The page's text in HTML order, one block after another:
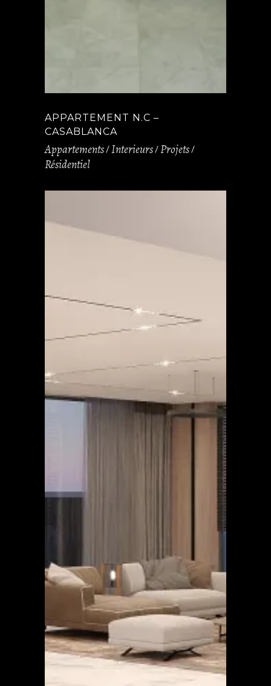
APPARTEMENT N.C –
CASABLANCA
Appartements Interieurs Projets
Résidentiel